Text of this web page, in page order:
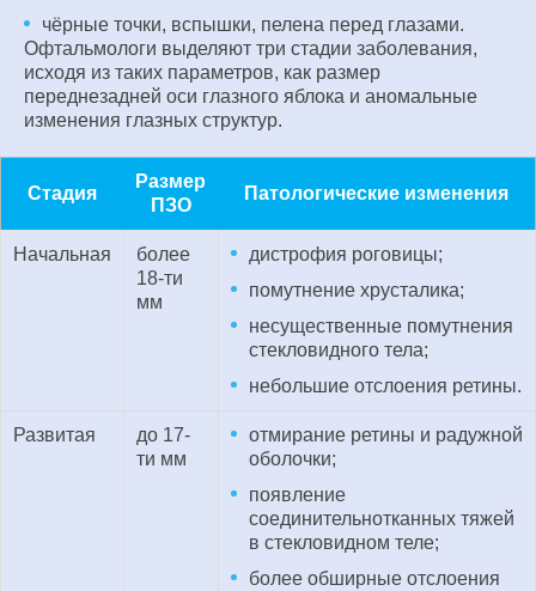
чёрные точки, вспышки, пелена перед глазами.
Офтальмологи выделяют три стадии заболевания,
исходя из таких параметров, как размер
переднезадней оси глазного яблока и аномальные
изменения глазных структур.
Стадия
Размер
ПЗО
Патологические изменения
Начальная
более
18-ти
мм
дистрофия роговицы;
помутнение хрусталика;
несущественные помутнения
стекловидного тела;
небольшие отслоения ретины.
Развитая
до 17-
ти мм
отмирание ретины и радужной
оболочки;
появление
соединительнотканных тяжей
в стекловидном теле;
более обширные отслоения